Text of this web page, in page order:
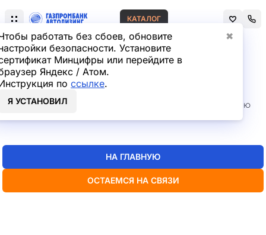
работать без сбоев, обновите
безопасности. Установите
Минцифры или перейдите в
Яндекс / Атом.
по ссылке.
Я УСТАНОВИЛ
✖
КАТАЛОГ
Главная Лизинг легковых автомобилей
СТРАНИЦА НЕ НАЙДЕНА
Но мы точно знаем, где искать нужную вам информацию
НА ГЛАВНУЮ
ОСТАЕМСЯ НА СВЯЗИ